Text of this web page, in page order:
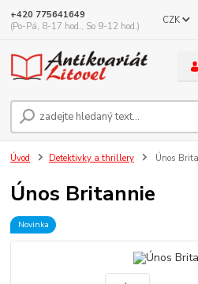
CZK
+420 775641649
(Po-Pá, 8-17 hod., So 9-12 hod.)
Úvod Detektivky a thrillery Únos
Únos Britannie
Novinka